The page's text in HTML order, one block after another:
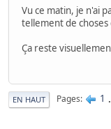
Vu ce matin, je n'ai
tellement de
Ça reste
EN HAUT Pages 1